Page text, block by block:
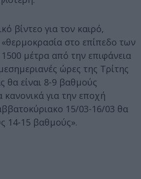
βίντεο για τον καιρό,
«θερμοκρασία στο επίπεδο των
μέτρα από την επιφάνεια
ώρες της Τρίτης
θα είναι 8-9 βαθμούς
για την εποχή
15/03-16/03 θα
14-15 βαθμούς».